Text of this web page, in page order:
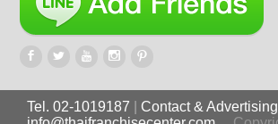
Tel. 02-1019187
Contact &